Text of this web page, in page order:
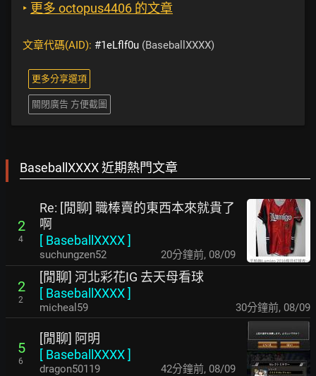
‣ 更多 octopus4406 的文章
文章代碼(AID): #1eLflf0u (BaseballXXXX)
更多分享選項
關閉廣告 方便截圖
BaseballXXXX 近期熱門文章
2
4
Re: [閒聊] 職棒賣的東西本來就貴了
啊
[ BaseballXXXX]
suchungzen52 20分鐘前, 08/09
2
2
[閒聊] 河北彩花IG 去天母看球
[ BaseballXXXX]
micheal59 30分鐘前, 08/09
5
6
[閒聊] 阿明
[ BaseballXXXX]
dragon50119 42分鐘前, 08/09